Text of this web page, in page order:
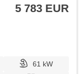
5 783 EUR
61 kW